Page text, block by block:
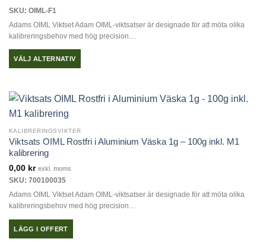
De
olika
alternativen
produktsidan
SKU: OIML-F1
Adams OIML Viktset Adam OIML-viktsatser är designade för att möta olika
kalibreringsbehov med hög precision…
VÄLJ ALTERNATIV
produkten
har
varianter.
De
alternativen
väljas
på
produktsidan
KALIBRERINGSVIKTER
Viktsats OIML Rostfri i Aluminium Väska 1g – 100g inkl. M1
kalibrering
0,00 kr exkl. moms
SKU: 700100035
Adams OIML Viktset Adam OIML-viktsatser är designade för att möta olika
kalibreringsbehov med hög precision…
LÄGG I OFFERT